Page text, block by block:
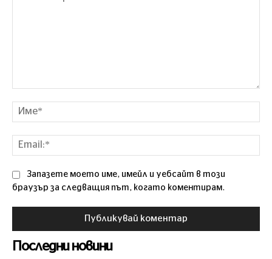
Запазете моето име, имейл и уебсайт в този
браузър за следващия път, когато коментирам.
Последни новини